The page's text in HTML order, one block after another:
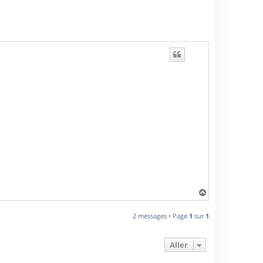
a
t
2 messages • Page 1 sur 1
Aller